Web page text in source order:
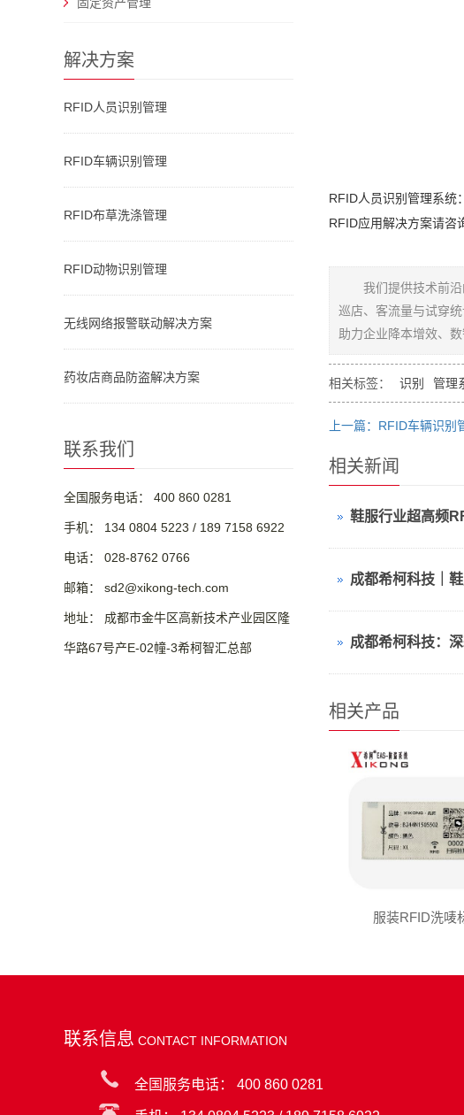
解决方案
RFID人员识别管理
RFID车辆识别管理
RFID布草洗涤管理
RFID动物识别管理
无线网络报警联动解决方案
药妆店商品防盗解决方案
联系我们
全国服务电话： 400 860 0281
手机： 134 0804 5223 / 189 7158 6922
电话： 028-8762 0766
邮箱： sd2@xikong-tech.com
地址： 成都市金牛区高新技术产业园区隆
华路67号产E-02幢-3希柯智汇总部
RFID人员识别管理系统
RFID应用解决方案请
我们提供技术前
巡店、客流量与试穿
助力企业降本增效、数
相关标签： 识别 管理
上一篇：RFID车辆识别
相关新闻
相关产品
服装RFID洗唛
联系信息 CONTACT INFORMATION
全国服务电话： 400 860 0281